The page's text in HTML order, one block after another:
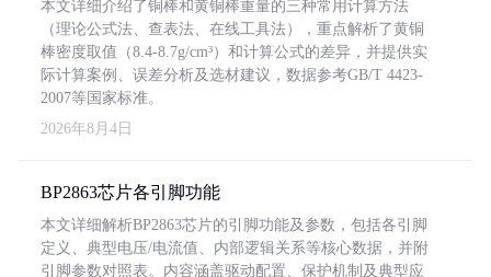
本文详细介绍了铜棒和黄铜棒重量的三种常用计算方法
（理论公式法、查表法、在线工具法），重点解析了黄铜
棒密度取值（8.4-8.7g/cm³）和计算公式的差异，并提供实
际计算案例、误差分析及选材建议，数据参考GB/T 4423-
2007等国家标准。
2026年8月4日
BP2863芯片各引脚功能
本文详细解析BP2863芯片的引脚功能及参数，包括各引脚
定义、典型电压/电流值、内部逻辑关系等核心数据，并附
引脚参数对照表。内容涵盖驱动配置、保护机制及典型应